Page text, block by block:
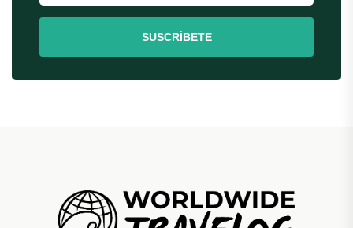
SUSCRÍBETE